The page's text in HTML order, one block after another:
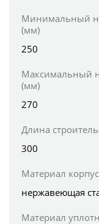
Минимальный
(мм)
250
Максимальный
(мм)
270
Длина
300
Материал
нержавеющая
Материал